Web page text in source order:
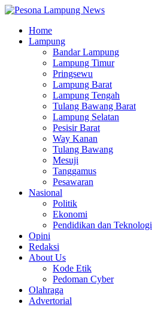
Home
Lampung
Bandar Lampung
Lampung Timur
Pringsewu
Lampung Barat
Lampung Tengah
Tulang Bawang Barat
Lampung Selatan
Pesisir Barat
Way Kanan
Tulang Bawang
Mesuji
Tanggamus
Pesawaran
Nasional
Politik
Ekonomi
Pendidikan dan Teknologi
Opini
Redaksi
About Us
Kode Etik
Pedoman Cyber
Olahraga
Advertorial